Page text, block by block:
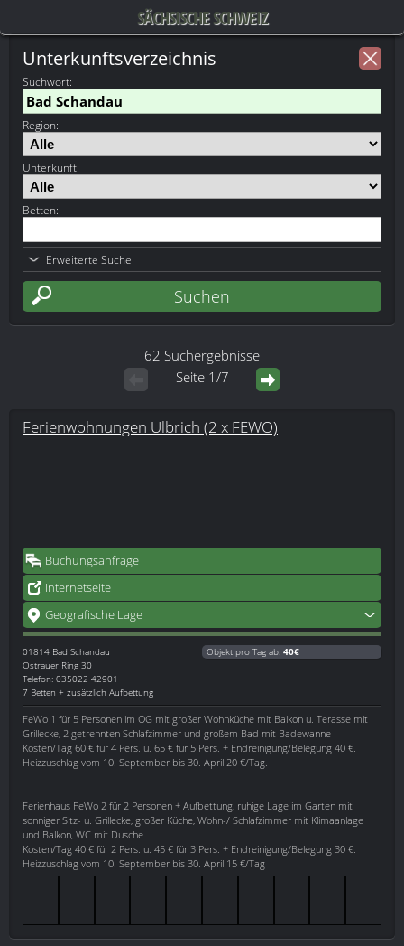
SÄCHSISCHE SCHWEIZ
Unterkunftsverzeichnis
Suchwort:
Region:
Unterkunft:
Betten:
Erweiterte Suche
62 Suchergebnisse
Seite 1/7
Ferienwohnungen Ulbrich (2 x FEWO)
Buchungsanfrage
Internetseite
Geografische Lage
01814 Bad Schandau
Ostrauer Ring 30
Telefon: 035022 42901
7 Betten + zusätzlich Aufbettung
Objekt pro Tag ab: 40€
FeWo 1 für 5 Personen im OG mit großer Wohnküche mit Balkon u. Terasse mit
Grillecke, 2 getrennten Schlafzimmer und großem Bad mit Badewanne
Kosten/Tag 60 € für 4 Pers. u. 65 € für 5 Pers. + Endreinigung/Belegung 40 €.
Heizzuschlag vom 10. September bis 30. April 20 €/Tag.
Ferienhaus FeWo 2 für 2 Personen + Aufbettung, ruhige Lage im Garten mit
sonniger Sitz- u. Grillecke, großer Küche, Wohn-/ Schlafzimmer mit Klimaanlage
und Balkon, WC mit Dusche
Kosten/Tag 40 € für 2 Pers. u. 45 € für 3 Pers. + Endreinigung/Belegung 30 €.
Heizzuschlag vom 10. September bis 30. April 15 €/Tag